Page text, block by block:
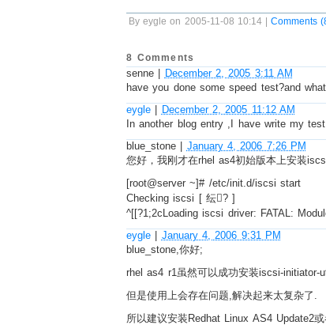
By eygle on 2005-11-08 10:14 |Comments
8 Comments
senne | December 2, 2005 3:11 AM
have you done some speed test?and
eygle | December 2, 2005 11:12 AM
In another blog entry ,I have write my test
blue_stone | January 4, 2006 7:26 PM
您好，我刚才在rhel as4初始版本上安装
[root@server ~]# /etc/init.d/iscsi start
Checking iscsi [ 纭? ]
^[[?1;2cLoading iscsi driver: FATAL:
eygle | January 4, 2006 9:31 PM
blue_stone,你好;
rhel as4 r1虽然可以成功安装iscsi-initiator-
但是使用上会存在问题,解决起来太复杂了.
所以建议安装Redhat Linux AS4 Update2